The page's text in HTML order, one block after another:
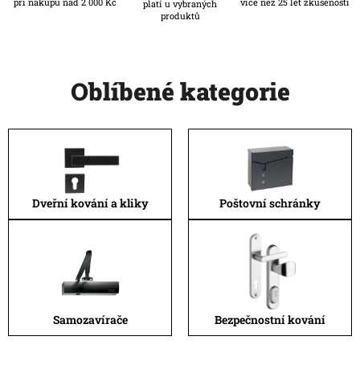
platí u vybraných
produktů
Oblíbené kategorie
Dveřní kování a kliky Poštovní schránky
Samozavírače Bezpečnostní kování